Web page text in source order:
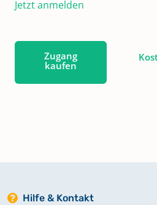
Jetzt anmelden
Zugang
kaufen
Hilfe & Kontakt